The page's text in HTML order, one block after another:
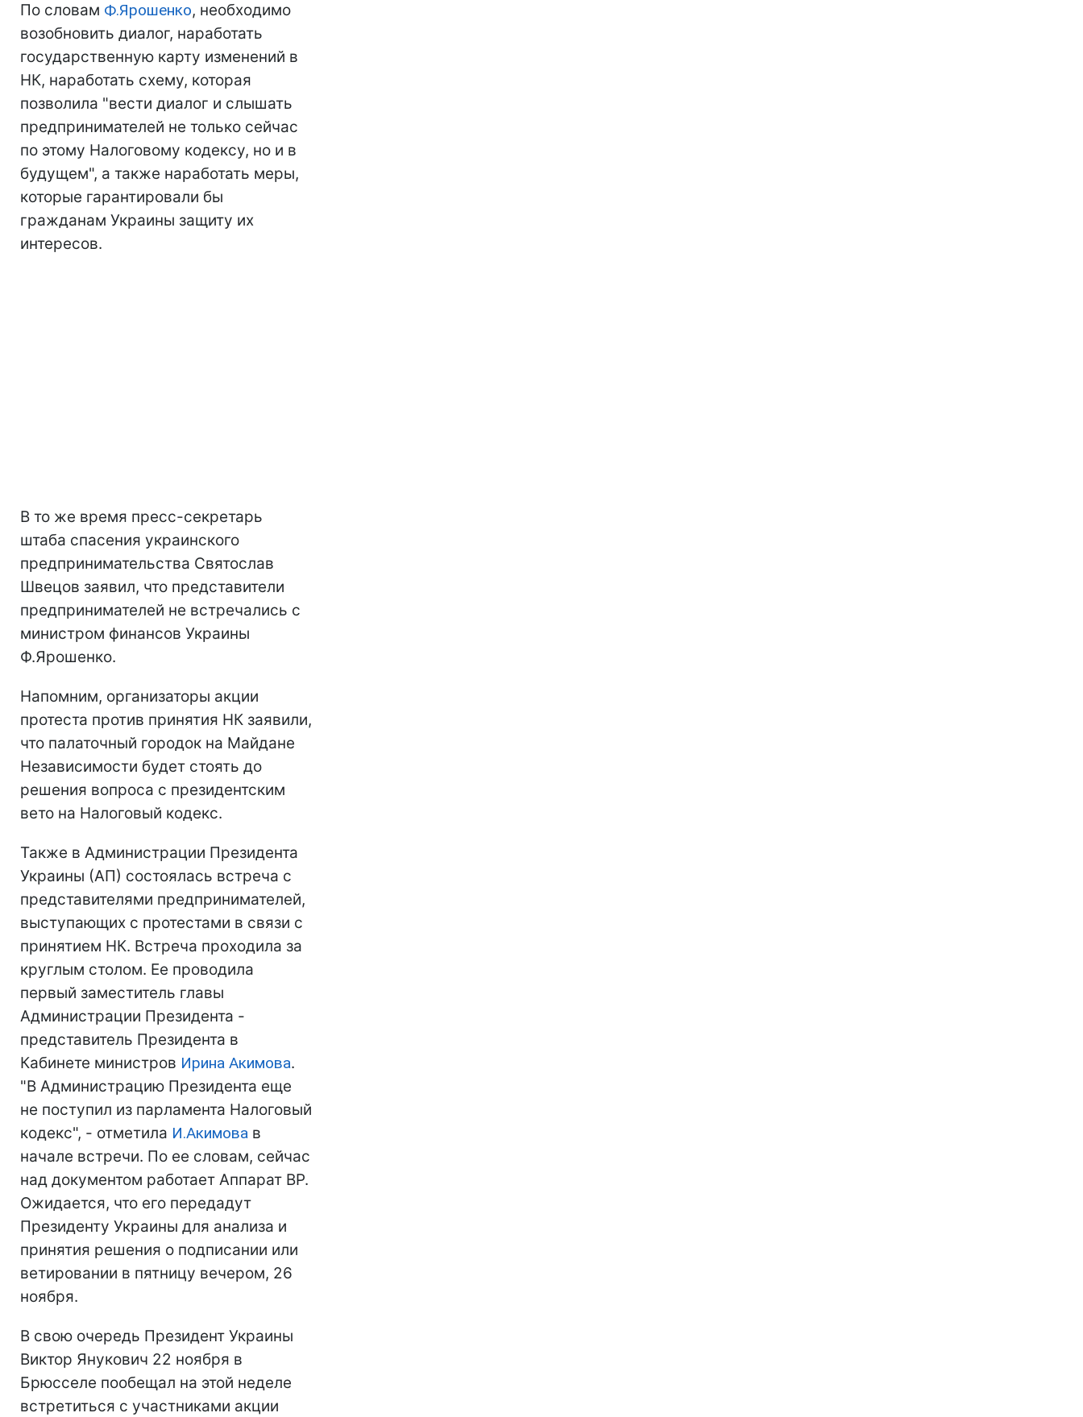
По словам Ф.Ярошенко, необходимо
возобновить диалог, наработать
государственную карту изменений в
НК, наработать схему, которая
позволила "вести диалог и слышать
предпринимателей не только сейчас
по этому Налоговому кодексу, но и в
будущем", а также наработать меры,
которые гарантировали бы
гражданам Украины защиту их
интересов.
В то же время пресс-секретарь
штаба спасения украинского
предпринимательства Святослав
Швецов заявил, что представители
предпринимателей не встречались с
министром финансов Украины
Ф.Ярошенко.
Напомним, организаторы акции
протеста против принятия НК заявили,
что палаточный городок на Майдане
Независимости будет стоять до
решения вопроса с президентским
вето на Налоговый кодекс.
Также в Администрации Президента
Украины (АП) состоялась встреча с
представителями предпринимателей,
выступающих с протестами в связи с
принятием НК. Встреча проходила за
круглым столом. Ее проводила
первый заместитель главы
Администрации Президента -
представитель Президента в
Кабинете министров Ирина Акимова.
"В Администрацию Президента еще
не поступил из парламента Налоговый
кодекс", - отметила И.Акимова в
начале встречи. По ее словам, сейчас
над документом работает Аппарат ВР.
Ожидается, что его передадут
Президенту Украины для анализа и
принятия решения о подписании или
ветировании в пятницу вечером, 26
ноября.
В свою очередь Президент Украины
Виктор Янукович 22 ноября в
Брюсселе пообещал на этой неделе
встретиться с участниками акции